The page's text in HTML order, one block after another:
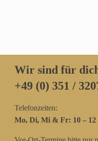
Wir sind für
+49 (0) 351 /
Telefonzeiten:
Mo, Di, Mi & Fr: 10 –